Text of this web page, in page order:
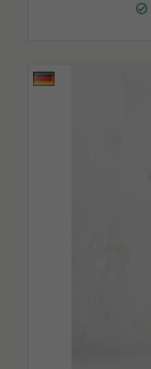
check_circle